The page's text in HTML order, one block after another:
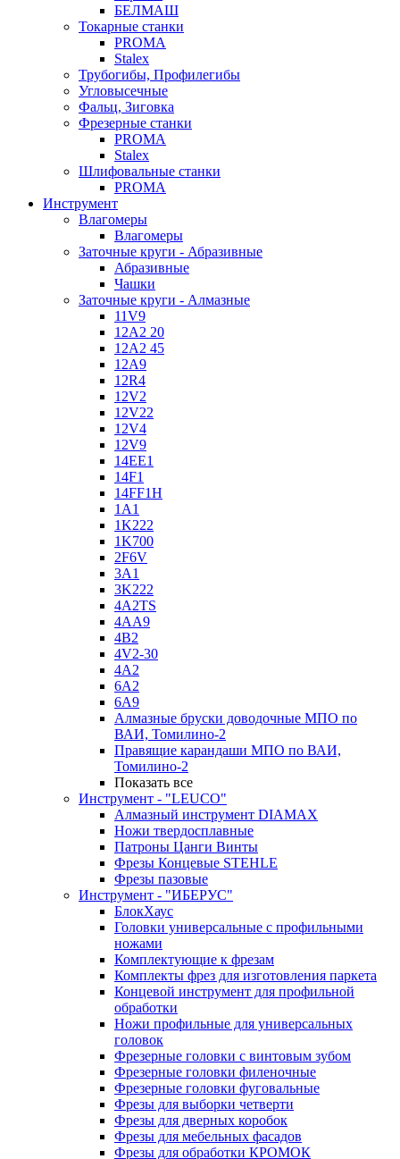
БЕЛМАШ
Токарные станки
PROMA
Stalex
Трубогибы, Профилегибы
Угловысечные
Фальц, Зиговка
Фрезерные станки
PROMA
Stalex
Шлифовальные станки
PROMA
Инструмент
Влагомеры
Влагомеры
Заточные круги - Абразивные
Абразивные
Чашки
Заточные круги - Алмазные
11V9
12A2 20
12A2 45
12A9
12R4
12V2
12V22
12V4
12V9
14EE1
14F1
14FF1H
1A1
1K222
1K700
2F6V
3A1
3K222
4A2TS
4AA9
4B2
4V2-30
4А2
6A2
6A9
Алмазные бруски доводочные МПО по
ВАИ, Томилино-2
Правящие карандаши МПО по ВАИ,
Томилино-2
Показать все
Инструмент - "LEUCO"
Алмазный инструмент DIAMAX
Ножи твердосплавные
Патроны Цанги Винты
Фрезы Концевые STEHLE
Фрезы пазовые
Инструмент - "ИБЕРУС"
БлокХаус
Головки универсальные с профильными
ножами
Комплектующие к фрезам
Комплекты фрез для изготовления паркета
Концевой инструмент для профильной
обработки
Ножи профильные для универсальных
головок
Фрезерные головки с винтовым зубом
Фрезерные головки филеночные
Фрезерные головки фуговальные
Фрезы для выборки четверти
Фрезы для дверных коробок
Фрезы для мебельных фасадов
Фрезы для обработки КРОМОК